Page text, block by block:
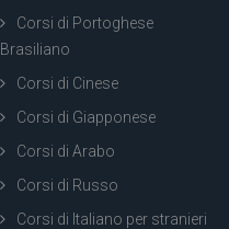
Corsi di Portoghese
Brasiliano
Corsi di Cinese
Corsi di Giapponese
Corsi di Arabo
Corsi di Russo
Corsi di Italiano per stranieri